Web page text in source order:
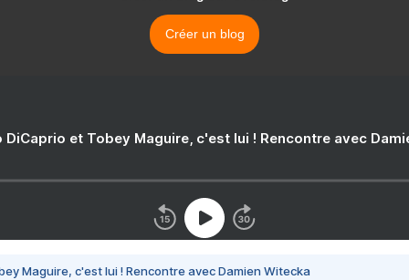
Créer un blog
DiCaprio et Tobey Maguire, c'est lui ! Rencontre avec
Maguire, c'est lui ! Rencontre avec Damien Witecka